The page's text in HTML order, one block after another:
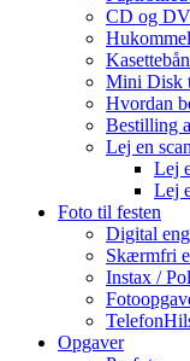
CD og
Mini Disk
Hvordan
Bestilling
Lej en
Lej
Lej
Foto til festen
Digital
Skærmfri
Instax /
Opgaver